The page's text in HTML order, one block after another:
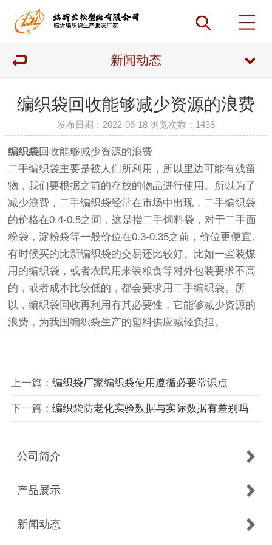
新闻动态
编织袋回收能够减少资源的浪费
发布日期：2022-06-18 浏览次数： 1438
编织袋回收能够减少资源的浪费
二手编织袋主要是被人们所利用，所以里边可能有残留
物，我们要根据之前的存放的物品进行使用。所以为了
减少浪费，二手编织袋经常在市场中出现，二手编织袋
的价格在0.4-0.5之间，这是指二手饲料袋，对于二手面
粉袋，淀粉袋等一般价位在0.3-0.35之前，价位更便宜。
有时候买的比新编织袋的交易还比较好。比如一些装煤
用的编织袋，或者农民用来装粮食等对外包装要求不高
的，或者成本比较低的，都会要求用二手编织袋。所
以，编织袋回收再利用有其必要性，它能够减少资源的
浪费，为我国编织袋生产的塑料供应减轻负担。
上一篇： 编织袋厂家编织袋使用遵循必要常识点
下一篇： 编织袋防老化实验数据与实际数据有差别吗
公司简介
产品展示
新闻动态